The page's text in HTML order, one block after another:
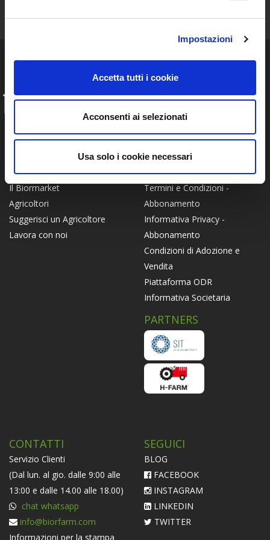
Impostazioni
Accetta tutti i cookie
Acconsenti ai selezionati
Usa solo i cookie necessari
Resta aggiornato sulle storie e le novità della nostra Community!
Certificato Bio
Modalità di conservazione
Il Biormarket
Agricoltori
Suggerisci un Agricoltore
Lavora con noi
INFO
Privacy Policy
Termini e Condizioni -
Piattaforma
Termini e Condizioni -
Abbonamento
Informativa Privacy -
Abbonamento
Condizioni di Adozione e
Vendita
Piattaforma ODR
Informativa Societaria
PARTNERS
CONTATTI
Servizio Clienti
(Dal lun. al gio. dalle 9:00 alle
13:00 e dalle 14.00 alle 18.00)
chat whatsapp
info@biorfarm.com
Informazioni per la stampa
SEGUICI
BLOG
FACEBOOK
INSTAGRAM
LINKEDIN
TWITTER